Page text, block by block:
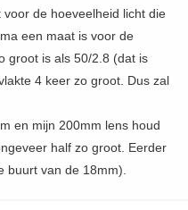
de hoeveelheid licht die
een maat is voor de
groot is als 50/2.8 (dat is
4 keer zo groot. Dus zal
en mijn 200mm lens houd
half zo groot. Eerder
buurt van de 18mm).